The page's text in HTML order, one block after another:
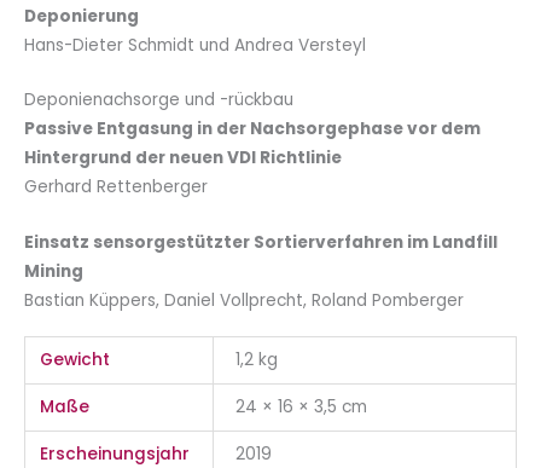
Deponierung
Hans-Dieter Schmidt und Andrea Versteyl
Deponienachsorge und -rückbau
Passive Entgasung in der Nachsorgephase vor dem
Hintergrund der neuen VDI Richtlinie
Gerhard Rettenberger
Einsatz sensorgestützter Sortierverfahren im Landfill
Mining
Bastian Küppers, Daniel Vollprecht, Roland Pomberger
Gewicht 1,2 kg
Maße 24 × 16 × 3,5 cm
Erscheinungsjahr 2019